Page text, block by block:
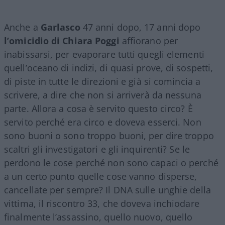
Anche a Garlasco 47 anni dopo, 17 anni dopo
l’omicidio di Chiara Poggi affiorano per
inabissarsi, per evaporare tutti quegli elementi
quell’oceano di indizi, di quasi prove, di sospetti,
di piste in tutte le direzioni e già si comincia a
scrivere, a dire che non si arriverà da nessuna
parte. Allora a cosa è servito questo circo? È
servito perché era circo e doveva esserci. Non
sono buoni o sono troppo buoni, per dire troppo
scaltri gli investigatori e gli inquirenti? Se le
perdono le cose perché non sono capaci o perché
a un certo punto quelle cose vanno disperse,
cancellate per sempre? Il DNA sulle unghie della
vittima, il riscontro 33, che doveva inchiodare
finalmente l’assassino, quello nuovo, quello